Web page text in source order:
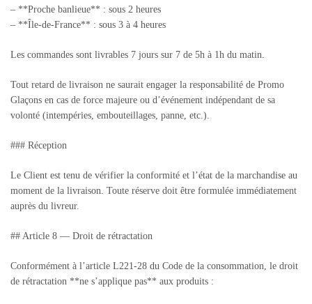
– **Proche banlieue** : sous 2 heures
– **Île-de-France** : sous 3 à 4 heures
Les commandes sont livrables 7 jours sur 7 de 5h à 1h du matin.
Tout retard de livraison ne saurait engager la responsabilité de Promo
Glaçons en cas de force majeure ou d’événement indépendant de sa
volonté (intempéries, embouteillages, panne, etc.).
### Réception
Le Client est tenu de vérifier la conformité et l’état de la marchandise au
moment de la livraison. Toute réserve doit être formulée immédiatement
auprès du livreur.
## Article 8 — Droit de rétractation
Conformément à l’article L221-28 du Code de la consommation, le droit
de rétractation **ne s’applique pas** aux produits :